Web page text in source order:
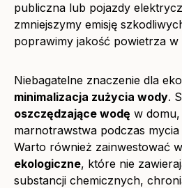
publiczna lub pojazdy
zmniejszymy emisję
poprawimy jakość powietrza
Niebagatelne znaczenie dla
minimalizacja zużycia wody.
oszczędzające wodę w
marnotrawstwa podczas
Warto również zainwestować w
ekologiczne, które nie
substancji chemicznych,